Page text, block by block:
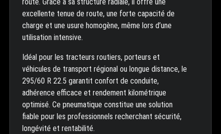
route. Grâce à sa structure radiale, il offre une
excellente tenue de route, une forte capacité de
charge et une usure homogène, même lors d’une
utilisation intensive.
Idéal pour les tracteurs routiers, porteurs et
véhicules de transport régional ou longue distance, le
295/60 R 22.5 garantit confort de conduite,
adhérence efficace et rendement kilométrique
optimisé. Ce pneumatique constitue une solution
fiable pour les professionnels recherchant sécurité,
longévité et rentabilité.